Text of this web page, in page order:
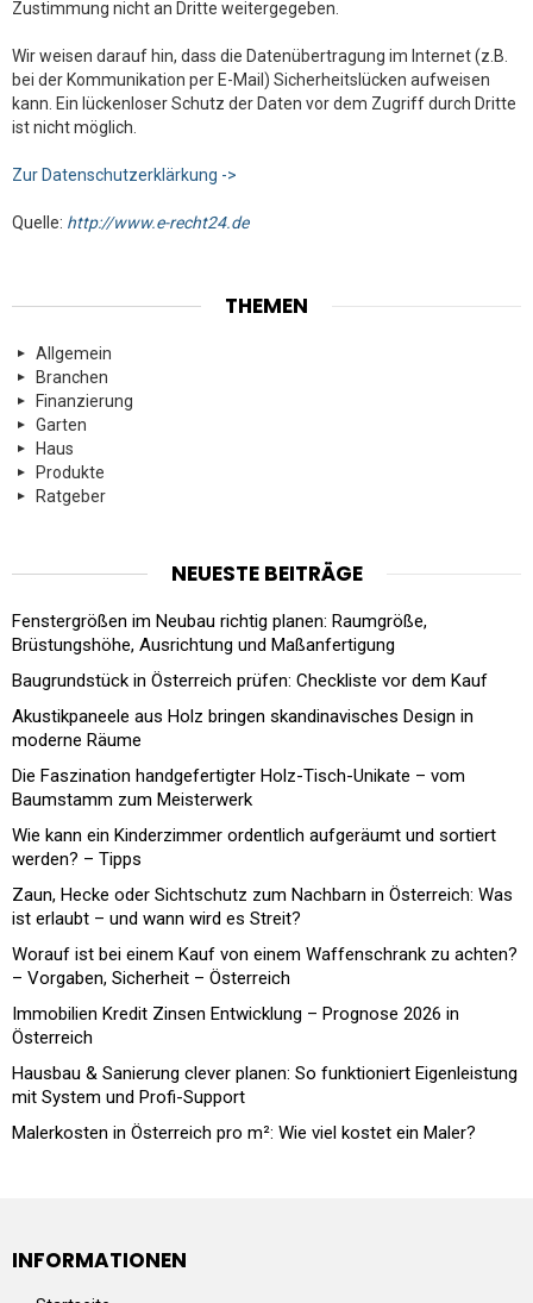
Zustimmung nicht an Dritte weitergegeben.
Wir weisen darauf hin, dass die Datenübertragung im Internet (z.B.
bei der Kommunikation per E-Mail) Sicherheitslücken aufweisen
kann. Ein lückenloser Schutz der Daten vor dem Zugriff durch Dritte
ist nicht möglich.
Zur Datenschutzerklärkung ->
Quelle: http://www.e-recht24.de
THEMEN
Allgemein
Branchen
Finanzierung
Garten
Haus
Produkte
Ratgeber
NEUESTE BEITRÄGE
Fenstergrößen im Neubau richtig planen: Raumgröße,
Brüstungshöhe, Ausrichtung und Maßanfertigung
Baugrundstück in Österreich prüfen: Checkliste vor dem Kauf
Akustikpaneele aus Holz bringen skandinavisches Design in
moderne Räume
Die Faszination handgefertigter Holz-Tisch-Unikate – vom
Baumstamm zum Meisterwerk
Wie kann ein Kinderzimmer ordentlich aufgeräumt und sortiert
werden? – Tipps
Zaun, Hecke oder Sichtschutz zum Nachbarn in Österreich: Was
ist erlaubt – und wann wird es Streit?
Worauf ist bei einem Kauf von einem Waffenschrank zu achten?
– Vorgaben, Sicherheit – Österreich
Immobilien Kredit Zinsen Entwicklung – Prognose 2026 in
Österreich
Hausbau & Sanierung clever planen: So funktioniert Eigenleistung
mit System und Profi-Support
Malerkosten in Österreich pro m²: Wie viel kostet ein Maler?
INFORMATIONEN